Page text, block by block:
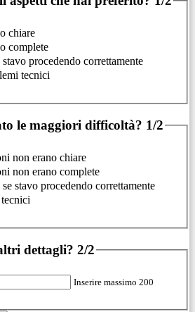
chiare
complete
procedendo correttamente
tecnici
le maggiori difficoltà? 1/2
non erano chiare
non erano complete
stavo procedendo correttamente
dettagli? 2/2
Inserire massimo 200